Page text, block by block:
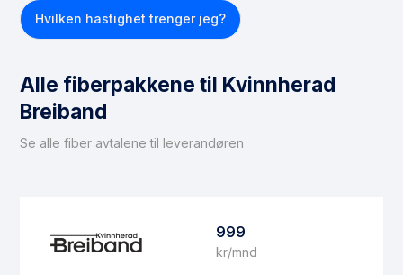
fiberforbindelse til boligen, kan du forvente
gravekostnader på mellom 15 000 og 30 000 kroner.
situasjon der fiber ikke kan installeres, anbefaler vi å
trådløst bredbånd
Hvilken hastighet trenger jeg?
Alle fiberpakkene til Kvinnherad
Breiband
Se alle fiber avtalene til leverandøren
999
kr/mnd